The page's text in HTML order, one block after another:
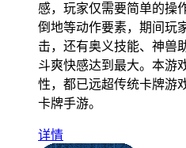
感，玩家仅需要简单的操
倒地等动作要素，期间玩
击，还有奥义技能、神兽
斗爽快感达到最大。本游
性，都已远超传统卡牌游
卡牌手游。
详情